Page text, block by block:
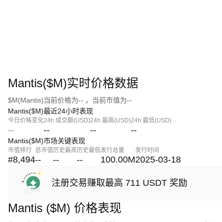
Mantis($M)实时价格数据
$M(Mantis)当前价格为-- ，当前市值为--
Mantis($M)最近24小时表现
今日价格变化
--
24h 成交额(USD)
--
24h 最高(USD)
--
24h 最低(USD)
--
Mantis($M)市场关键表现
市值排行
#8,494
总市值
--
历史最高
--
历史最低
--
发行总量
100.00M
发行时间
2025-03-18
注册交易赚取最高 711 USDT 奖励
Mantis ($M) 价格表现